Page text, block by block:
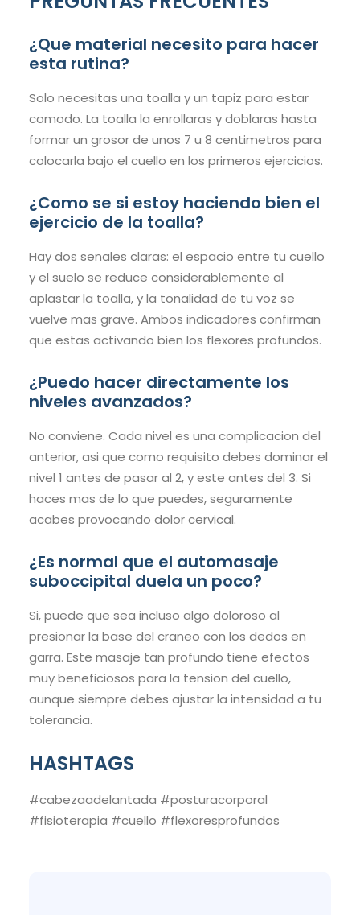
¿Que material necesito para hacer
esta rutina?
Solo necesitas una toalla y un tapiz para estar
comodo. La toalla la enrollaras y doblaras hasta
formar un grosor de unos 7 u 8 centimetros para
colocarla bajo el cuello en los primeros ejercicios.
¿Como se si estoy haciendo bien el
ejercicio de la toalla?
Hay dos senales claras: el espacio entre tu cuello
y el suelo se reduce considerablemente al
aplastar la toalla, y la tonalidad de tu voz se
vuelve mas grave. Ambos indicadores confirman
que estas activando bien los flexores profundos.
¿Puedo hacer directamente los
niveles avanzados?
No conviene. Cada nivel es una complicacion del
anterior, asi que como requisito debes dominar el
nivel 1 antes de pasar al 2, y este antes del 3. Si
haces mas de lo que puedes, seguramente
acabes provocando dolor cervical.
¿Es normal que el automasaje
suboccipital duela un poco?
Si, puede que sea incluso algo doloroso al
presionar la base del craneo con los dedos en
garra. Este masaje tan profundo tiene efectos
muy beneficiosos para la tension del cuello,
aunque siempre debes ajustar la intensidad a tu
tolerancia.
HASHTAGS
#cabezaadelantada #posturacorporal
#fisioterapia #cuello #flexoresprofundos